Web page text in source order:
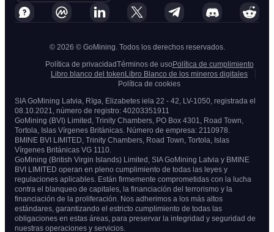
© 2026 © GoMining. Todos los derechos reservados.
Política de privacidadTérminos de uso Política de cumplimiento
Libro blanco del token Libro Blanco de los mineros digitales
Política de cookies
SIA GoMining Latvia, Rīga, Elizabetes iela 22 - 42, LV-1050, registrada el
08.10.2021, número de registro: 40203351911
GoMining (BVI) Limited, Trinity Chambers, PO Box 4301, Road Town,
Tortola, Islas Vírgenes Británicas. Número de empresa: 2110978.
BMINE BVI LIMITED, Trinity Chambers, Road Town, Tortola, Islas
Vírgenes Británicas VG 1110.
GoMining (British Virgin Islands) Limited, SIA GoMining Latvia y BMINE
BVI LIMITED operan en pleno cumplimiento de todas las leyes y
regulaciones aplicables. Están firmemente comprometidas con la lucha
contra el blanqueo de capitales, la financiación del terrorismo y la
financiación de la proliferación. Nos adherimos a los más altos
estándares, garantizando el estricto cumplimiento de todas las
obligaciones en estas áreas, para preservar la integridad y seguridad de
nuestras operaciones y servicios.